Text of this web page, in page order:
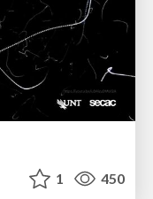
1 450